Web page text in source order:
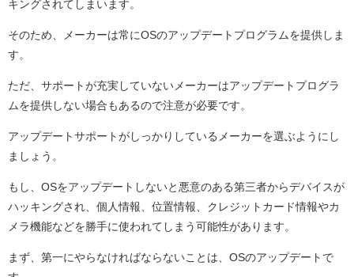
キングされてしまいます。
そのため、メーカーは常にOSのアップデートプログラムを提供しま
す。
ただ、サポートが充実していないメーカーはアップデートプログラ
ムを提供しない場合もあるので注意が必要です。
アップデートサポートがしっかりしているメーカーを選ぶようにし
ましょう。
もし、OSをアップデートしないと悪意のある第三者からデバイスが
ハッキングされ、個人情報、位置情報、クレジットカード情報やカ
メラ機能などを勝手に使われてしまう可能性があります。
まず、第一にやらなければならないことは、OSのアップデートで